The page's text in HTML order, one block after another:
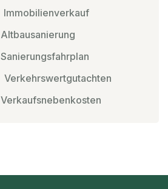
Immobilienverkauf
Altbausanierung
Sanierungsfahrplan
Verkehrswertgutachten
Verkaufsnebenkosten